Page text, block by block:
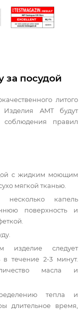
за посудой
литого
AMT будут
правил
с жидким моющим
мягкой тканью.
несколько капель
поверхность и
изделие следует
течение 2-3 минут.
масла и
тепла и
длительное время,